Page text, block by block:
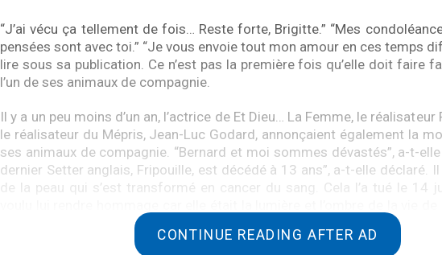
“J’ai vécu ça tellement de fois… Reste forte, Brigitte.” “Mes
pensées sont avec toi.” “Je vous envoie tout mon amour en ces temps
lire sous sa publication. Ce n’est pas la première fois qu’elle doit faire
l’un de ses animaux de compagnie.
Il y a un peu moins d’un an, l’actrice de Et Dieu… La Femme, le réalisateur
le réalisateur du Mépris, Jean-Luc Godard, annonçaient également la
ses animaux de compagnie. “Bernard et moi sommes dévastés”, a-t-
dernier Setter anglais, Fripouille, est décédé à 13 ans”, a-t-elle déclaré.
de la peau qui s’est transformé en cancer du sang. Cela l’a tué le 14
nous rend orphelins de nos plus beaux amours”, explique l’épouse de
CONTINUE READING AFTER AD